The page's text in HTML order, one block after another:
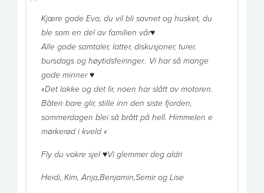
Kjære gode Eva, du vil bli savnet og husket, du
ble som en del av familien vår♥️
Alle gode samtaler, latter, diskusjoner, turer,
bursdags og høytidsfeiringer.. Vi har så mange
gode minner ♥️
«Det lakke og det lir, noen har slått av motoren.
Båten bare glir, stille inn den siste fjorden,
sommerdagen blei så brått på hell. Himmelen e
mørkerød i kveld «
Fly du vakre sjel ♥️Vi glemmer deg aldri
Heidi, Kim, Anja,Benjamin,Semir og Lise